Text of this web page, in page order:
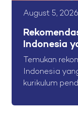
August 5, 2026
Indonesia
Temukan
Indonesia
kurikulum